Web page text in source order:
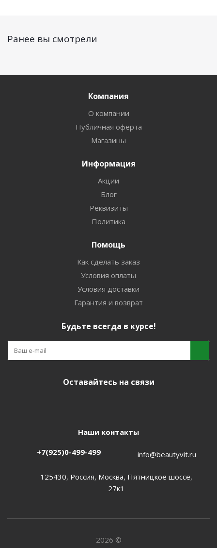
Ранее вы смотрели
Компания
О компании
Публичная оферта
Магазины
Информация
Акции
Блог
Реквизиты
Политика
Помощь
Как сделать заказ
Условия оплаты
Условия доставки
Гарантия и возврат
Будьте всегда в курсе!
Оставайтесь на связи
Наши контакты
+7(925)0-499-499 info@beautyvit.ru
125430, Россия, Москва, Пятницкое шоссе,
27к1
2026 ©